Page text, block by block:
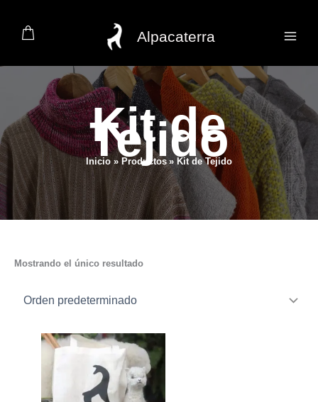
contenido
Alpacaterra
Kit de
Tejido
Inicio Productos Kit de Tejido
Mostrando el único resultado